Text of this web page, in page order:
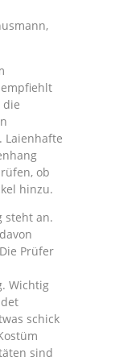
die
Laienhafte
ob
hinzu.
steht an.
Prüfer
Wichtig
schick
sind